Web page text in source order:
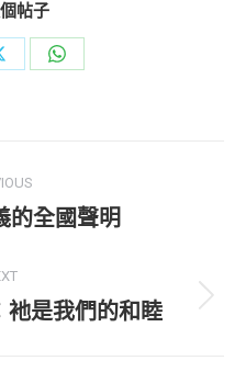
帖子
Share
的全國聲明
衪是我們的和睦